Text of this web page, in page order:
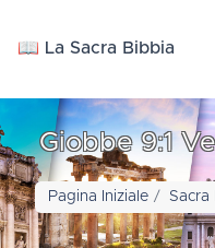
📖 La Sacra Bibbia
Giobbe 9:1
Pagina Iniziale Sacra